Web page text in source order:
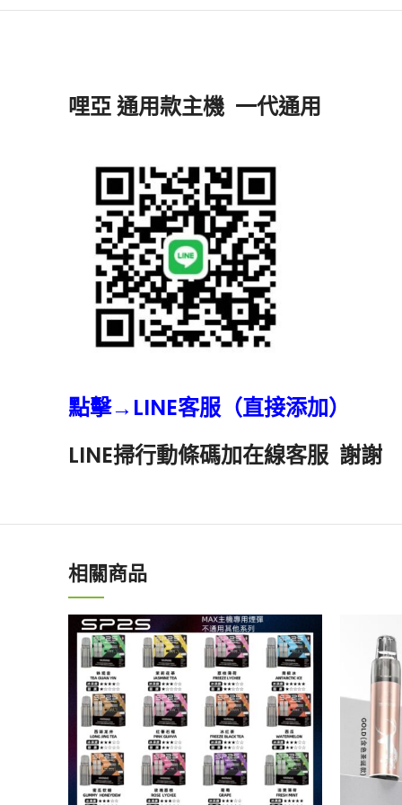
哩亞 通用款主機 一代通用
點擊→LINE客服（直接添加）
LINE掃行動條碼加在線客服 謝謝
相關商品